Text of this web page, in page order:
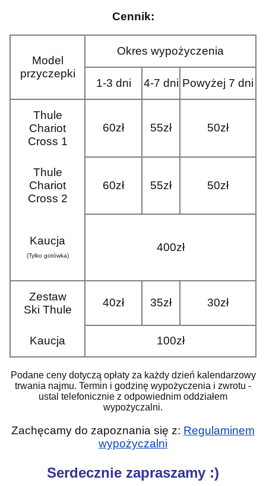
Cennik:
Model
przyczepki
Okres wypożyczenia
1-3 dni 4-7 dni Powyżej 7 dni
Thule
Chariot
Cross 1
60zł 55zł 50zł
Thule
Chariot
Cross 2
60zł 55zł 50zł
Kaucja
(Tylko gotówka)
400zł
Zestaw
Ski Thule
40zł 35zł 30zł
Kaucja 100zł
Podane ceny dotyczą opłaty za każdy dzień kalendarzowy
trwania najmu. Termin i godzinę wypożyczenia i zwrotu -
ustal telefonicznie z odpowiednim oddziałem
wypożyczalni.
Zachęcamy do zapoznania się z: Regulaminem
wypożyczalni
Serdecznie zapraszamy :)